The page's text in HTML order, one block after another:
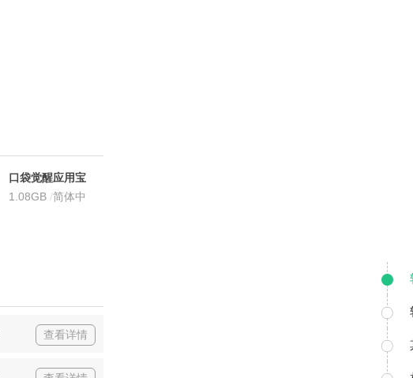
口袋觉醒应用宝
版本
1.08GB /简体中
查看详情